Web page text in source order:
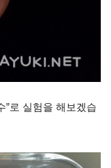
”로 실험을 해보겠습